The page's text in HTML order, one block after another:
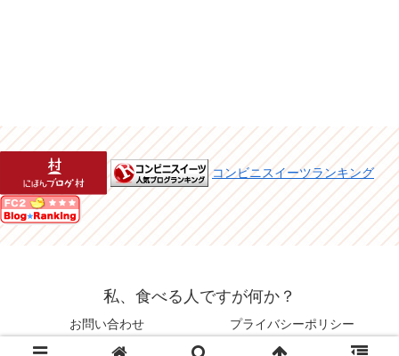
コンビニスイーツランキング
私、食べる人ですが何か？
お問い合わせ プライバシーポリシー